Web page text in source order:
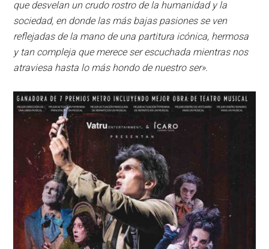
que desvelan un crudo rostro de la humanidad y la
sociedad, en donde las más bajas pasiones se ven
reflejadas de la mano de una partitura icónica, hermosa
y tan compleja que merece ser escuchada mientras nos
atraviesa hasta lo más hondo de nuestro ser».